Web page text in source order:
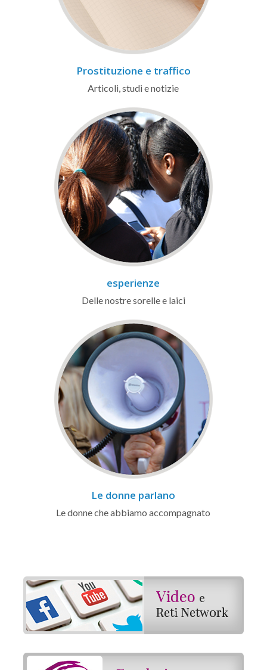
Prostituzione e traffico
Articoli, studi e notizie
esperienze
Delle nostre sorelle e laici
Le donne parlano
Le donne che abbiamo accompagnato